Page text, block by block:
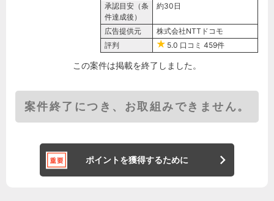
承認目安（条
件達成後）
約30日
広告提供元
株式会社NTTドコモ
評判
5.0 口コミ 459件
この案件は掲載を終了しました。
案件終了につき、お取組みできません。
ポイントを獲得するために